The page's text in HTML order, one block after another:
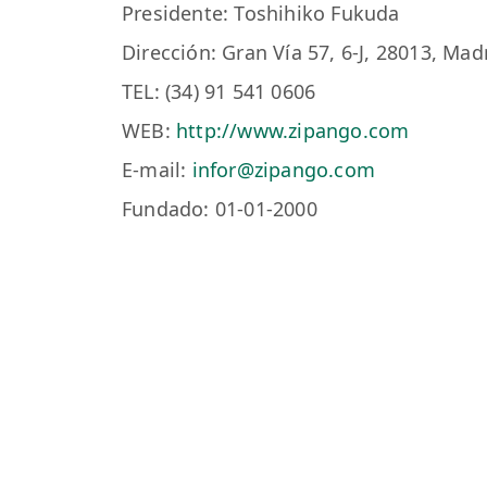
Presidente: Toshihiko Fukuda
Dirección: Gran Vía 57, 6-J, 28013,
TEL: (34) 91 541 0606
WEB: http://www.zipango.com
E-mail: infor@zipango.com
Fundado: 01-01-2000